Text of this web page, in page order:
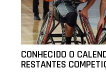
CONHECIDO O
RESTANTES